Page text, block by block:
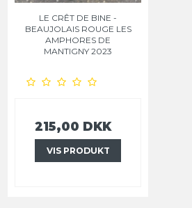
LE CRÊT DE BINE -
BEAUJOLAIS ROUGE LES
AMPHORES DE
MANTIGNY 2023
215,00 DKK
VIS PRODUKT